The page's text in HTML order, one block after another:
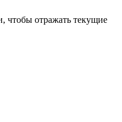
чтобы отражать текущие